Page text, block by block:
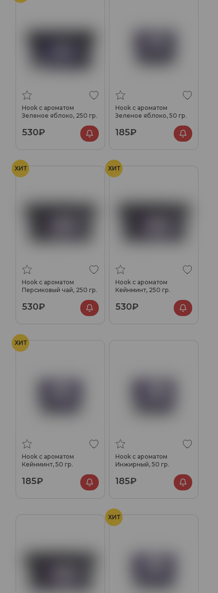
Hook с ароматом
Зеленое яблоко, 250 гр.
530₽
Hook с ароматом
Зеленое яблоко, 50 гр.
185₽
ХИТ
Hook с ароматом
Персиковый чай, 250 гр.
530₽
ХИТ
Hook с ароматом
Кейнминт, 250 гр.
530₽
ХИТ
Hook с ароматом
Кейнминт, 50 гр.
185₽
Hook с ароматом
Инжирный, 50 гр.
185₽
ХИТ